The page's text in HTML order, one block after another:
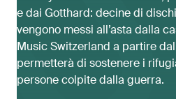
e dai Gotthard: decine di
vengono messi all’asta dalla
Music Switzerland a partire
permetterà di sostenere i
persone colpite dalla guerra.